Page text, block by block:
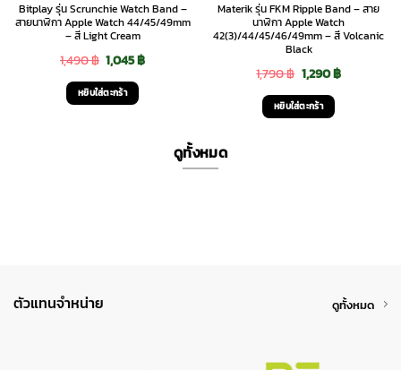
Bitplay รุ่น Scrunchie Watch Band –
สายนาฬิกา Apple Watch 44/45/49mm
– สี Light Cream
1,490฿ Original
price
was:
1,045฿Current
หยิบใส่ตะกร้า
Materik รุ่น FKM Ripple Band – สาย
นาฬิกา Apple Watch
42(3)/44/45/46/49mm – สี Volcanic
Black
1,790฿ Original
price
was:
1,290฿Current
หยิบใส่ตะกร้า
ดูทั้งหมด
ตัวแทนจำหน่าย ดูทั้งหมด